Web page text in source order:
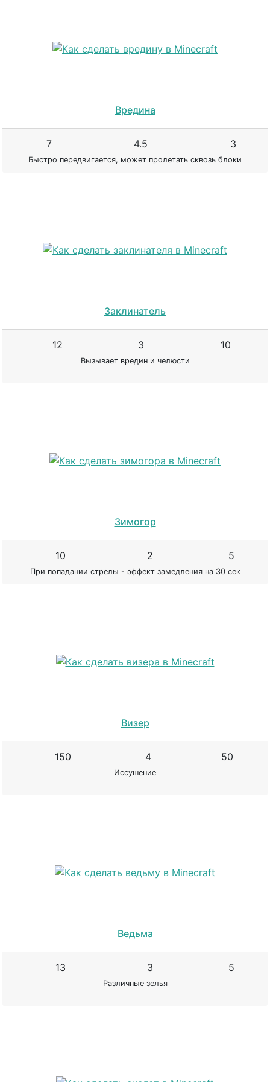
Вредина
7 4.5 3
Быстро передвигается, может пролетать сквозь блоки
Заклинатель
12 3 10
Вызывает вредин и челюсти
Зимогор
10 2 5
При попадании стрелы - эффект замедления на 30 сек
Визер
150 4 50
Иссушение
Ведьма
13 3 5
Различные зелья